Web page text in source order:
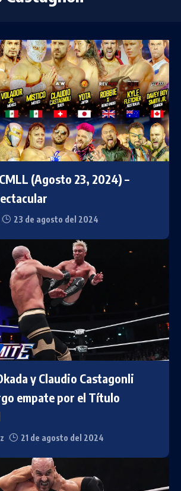
(Agosto 23, 2024) –
23 de agosto del 2024
y Claudio Castagonli
empate por el Título
21 de agosto del 2024